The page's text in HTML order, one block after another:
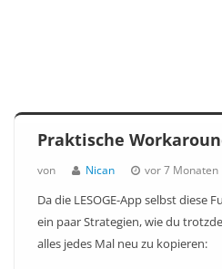
Praktische
von Nican vor 7 Monaten
Da die LESOGE-App selbst diese
ein paar Strategien, wie du
alles jedes Mal neu zu kopieren: